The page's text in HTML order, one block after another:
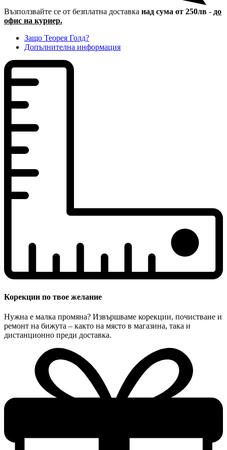
Възползвайте се от безплатна доставка над сума от 250лв - до
офис на куриер.
Защо Теорея Голд?
Допълнителна информация
Корекции по твое желание
Нужна е малка промяна? Извършваме корекции, почистване и
ремонт на бижута – както на място в магазина, така и
дистанционно преди доставка.